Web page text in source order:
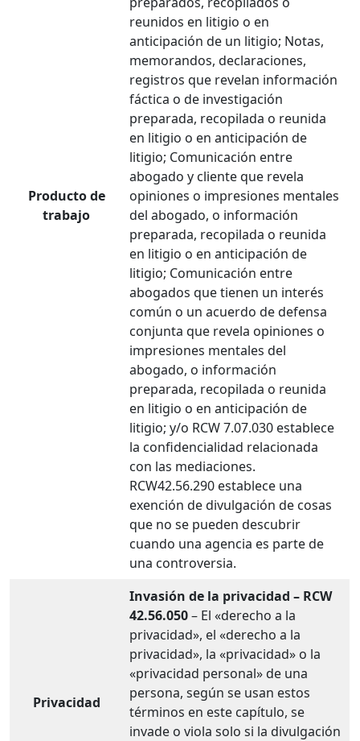
Producto de
trabajo
reunidos en litigio o en
anticipación de un litigio; Notas,
memorandos, declaraciones,
registros que revelan información
fáctica o de investigación
preparada, recopilada o reunida
en litigio o en anticipación de
litigio; Comunicación entre
abogado y cliente que revela
opiniones o impresiones mentales
del abogado, o información
preparada, recopilada o reunida
en litigio o en anticipación de
litigio; Comunicación entre
abogados que tienen un interés
común o un acuerdo de defensa
conjunta que revela opiniones o
impresiones mentales del
abogado, o información
preparada, recopilada o reunida
en litigio o en anticipación de
litigio; y/o RCW 7.07.030 establece
la confidencialidad relacionada
con las mediaciones.
RCW42.56.290 establece una
exención de divulgación de cosas
que no se pueden descubrir
cuando una agencia es parte de
una controversia.
Privacidad
Invasión de la privacidad – RCW
42.56.050– El «derecho a la
privacidad», el «derecho a la
privacidad», la «privacidad» o la
«privacidad personal» de una
persona, según se usan estos
términos en este capítulo, se
invade o viola solo si la divulgación